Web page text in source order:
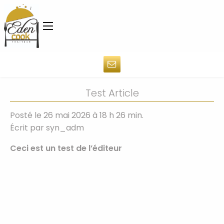
Test Article
Posté le 26 mai 2026 à 18 h 26 min.
Écrit par syn_adm
Ceci est un test de l’éditeur